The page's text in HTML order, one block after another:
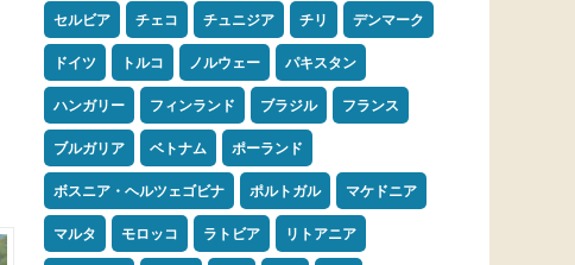
セルビア チェコ チュニジア チリ デンマーク
ドイツ トルコ ノルウェー パキスタン
ハンガリー フィンランド ブラジル フランス
ブルガリア ベトナム ポーランド
ボスニア・ヘルツェゴビナ ポルトガル マケドニア
マルタ モロッコ ラトビア リトアニア